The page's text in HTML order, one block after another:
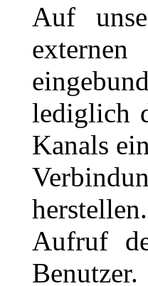
Auf
lediglich
Kanals
Aufruf
Benutzer.